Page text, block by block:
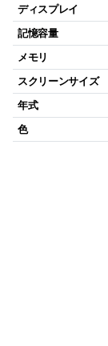
ディスプレイ
記憶容量
メモリ
スクリーンサイズ
年式
色